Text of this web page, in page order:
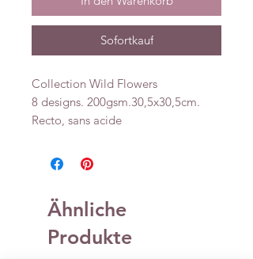
Sofortkauf
Collection Wild Flowers
8 designs. 200gsm.30,5x30,5cm.
Recto, sans acide
Ähnliche
Produkte